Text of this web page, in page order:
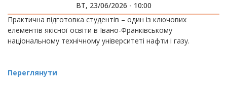
ВТ, 23/06/2026 - 10:00
Практична підготовка студентів – один із ключових
елементів якісної освіти в Івано-Франківському
національному технічному університеті нафти і газу.
Переглянути